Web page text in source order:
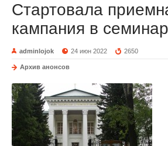
Стартовала
кампания в
adminlojok 24 июн 2022 2650
Архив анонсов